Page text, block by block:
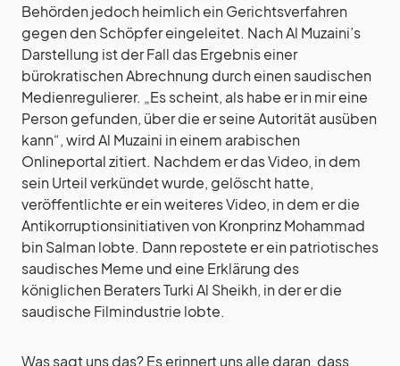
Behörden jedoch heimlich ein Gerichtsverfahren
gegen den Schöpfer eingeleitet. Nach Al Muzaini’s
Darstellung ist der Fall das Ergebnis einer
bürokratischen Abrechnung durch einen saudischen
Medienregulierer. „Es scheint, als habe er in mir eine
Person gefunden, über die er seine Autorität ausüben
kann“, wird Al Muzaini in einem arabischen
Onlineportal zitiert. Nachdem er das Video, in dem
sein Urteil verkündet wurde, gelöscht hatte,
veröffentlichte er ein weiteres Video, in dem er die
Antikorruptionsinitiativen von Kronprinz Mohammad
bin Salman lobte. Dann repostete er ein patriotisches
saudisches Meme und eine Erklärung des
königlichen Beraters Turki Al Sheikh, in der er die
saudische Filmindustrie lobte.
Was sagt uns das? Es erinnert uns alle daran, dass